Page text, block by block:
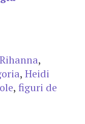
Rihanna,
, Heidi
, figuri de